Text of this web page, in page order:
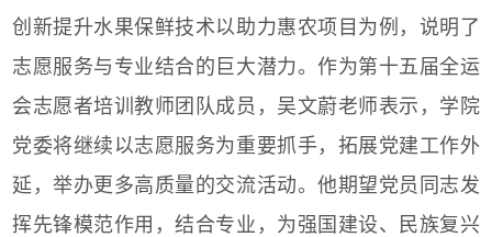
创新提升水果保鲜技术以助力惠农项目为例，说明了
志愿服务与专业结合的巨大潜力。作为第十五届全运
会志愿者培训教师团队成员，吴文蔚老师表示，学院
党委将继续以志愿服务为重要抓手，拓展党建工作外
延，举办更多高质量的交流活动。他期望党员同志发
挥先锋模范作用，结合专业，为强国建设、民族复兴